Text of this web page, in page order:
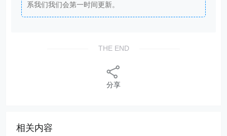
系我们我们会第一时间更新。
THE END
分享
相关内容